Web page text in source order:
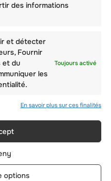
des informations
et détecter
Fournir
et du
les
Toujours activé
En savoir plus sur ces finalités
options
– 3